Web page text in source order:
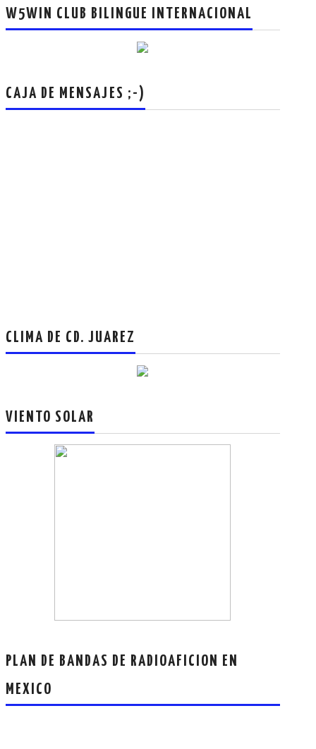
W5WIN CLUB BILINGUE INTERNACIONAL
CAJA DE MENSAJES ;-)
CLIMA DE CD. JUAREZ
VIENTO SOLAR
PLAN DE BANDAS DE RADIOAFICION EN
MEXICO